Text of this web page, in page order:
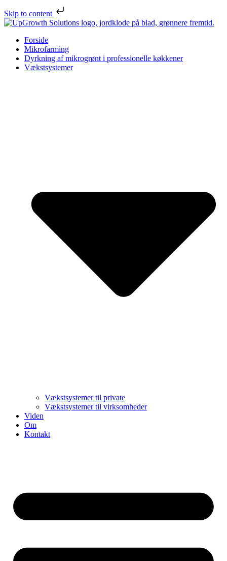
Skip to content
Forside
Mikrofarming
Dyrkning af mikrogrønt i professionelle køkkener
Vækstsystemer
Vækstsystemer til private
Vækstsystemer til virksomheder
Viden
Om
Kontakt